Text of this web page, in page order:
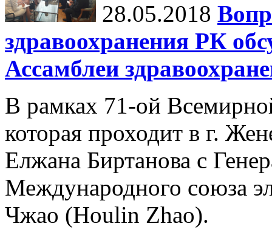
28.05.2018
здравоохранения РК
Ассамблеи
В рамках 71-ой
которая проходит в г.
Елжана Биртанова с
Международного союза
Чжао (Houlin Zhao).